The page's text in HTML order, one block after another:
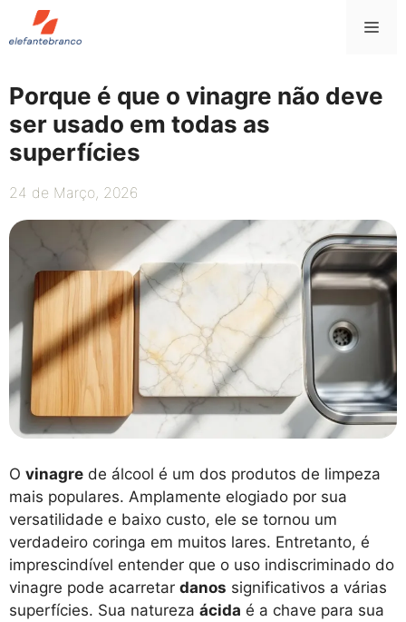
Saltar
para
Porque é que o vinagre não deve
ser usado em todas as
superfícies
24 de Março, 2026
O vinagre de álcool é um dos produtos de limpeza
mais populares. Amplamente elogiado por sua
versatilidade e baixo custo, ele se tornou um
verdadeiro coringa em muitos lares. Entretanto, é
imprescindível entender que o uso indiscriminado do
vinagre pode acarretar danos significativos a várias
superfícies. Sua natureza ácida é a chave para sua